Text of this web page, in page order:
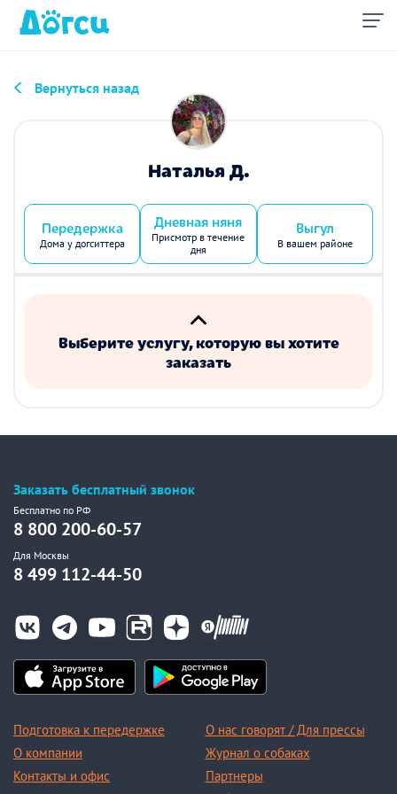
Вернуться назад
Наталья Д.
Передержка
Дома у догситтера
Дневная няня
Присмотр в течение
дня
Выгул
В вашем районе
Выберите услугу, которую вы хотите
заказать
Заказать бесплатный звонок
Бесплатно по РФ
8 800 200-60-57
Для Москвы
8 499 112-44-50
Подготовка к передержке
О компании
Контакты и офис
О нас говорят / Для прессы
Журнал о собаках
Партнеры